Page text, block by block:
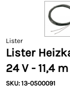
Lister
Lister
24 V - 11,4 m
SKU: 13-0500091